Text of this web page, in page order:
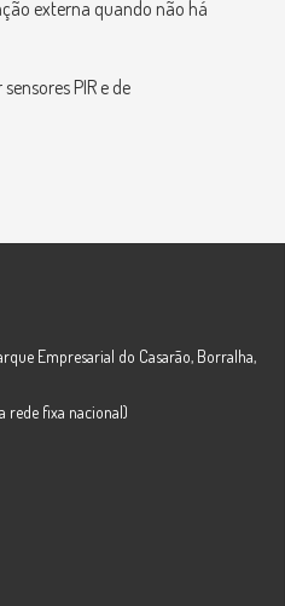
externa quando não há
PIR e de
Empresarial do Casarão, Borralha,
rede fixa nacional)